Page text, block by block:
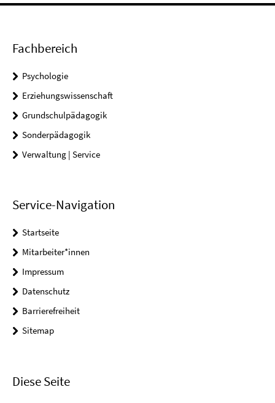
Fachbereich
Psychologie
Erziehungswissenschaft
Grundschulpädagogik
Sonderpädagogik
Verwaltung | Service
Service-Navigation
Startseite
Mitarbeiter*innen
Impressum
Datenschutz
Barrierefreiheit
Sitemap
Diese Seite